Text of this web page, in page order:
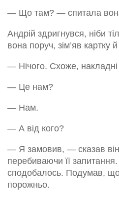
— Що там? — спитала
Андрій здригнувся, ніби
вона поруч, зім’яв картку
— Нічого. Схоже,
— Це нам?
— Нам.
— А від кого?
— Я замовив, — сказав
перебиваючи її
сподобалось. Подумав, що
порожньо.